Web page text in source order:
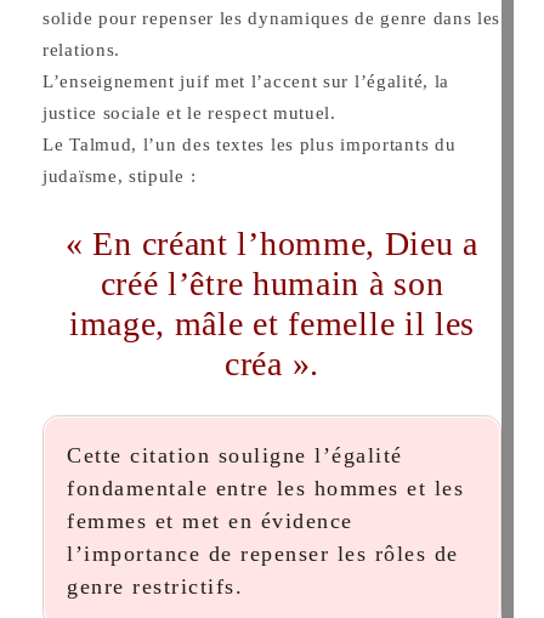
solide pour repenser les dynamiques de genre dans les
relations.
L’enseignement juif met l’accent sur l’égalité, la
justice sociale et le respect mutuel.
Le Talmud, l’un des textes les plus importants du
judaïsme, stipule :
« En créant l’homme, Dieu a
créé l’être humain à son
image, mâle et femelle il les
créa ».
Cette citation souligne l’égalité
fondamentale entre les hommes et les
femmes et met en évidence
l’importance de repenser les rôles de
genre restrictifs.